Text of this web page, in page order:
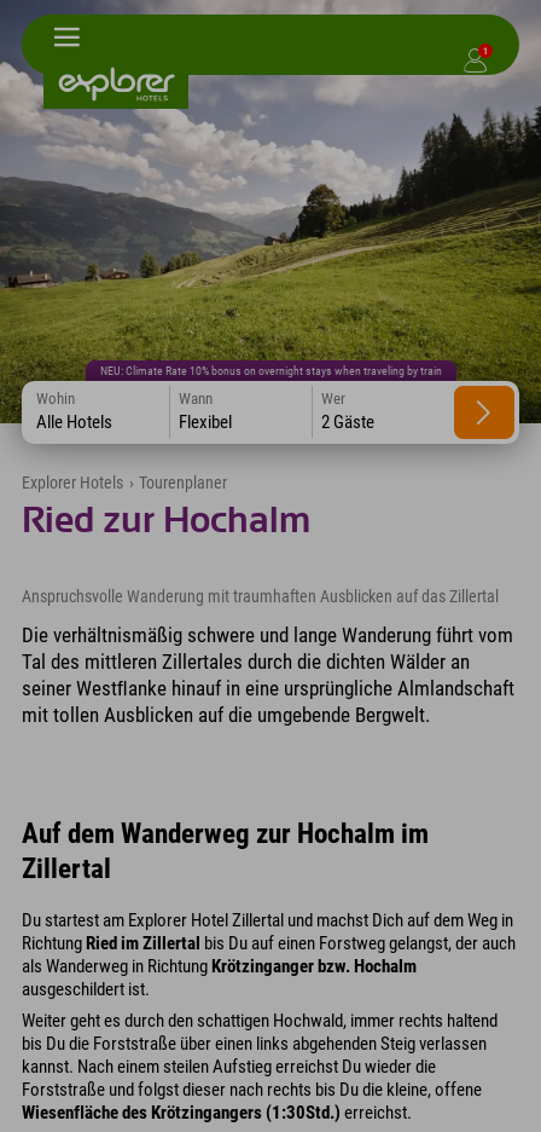
1
NEU: Climate Rate 10% bonus on overnight stays when traveling by train
Wohin
Alle Hotels
Wann
Flexibel
Wer
2 Gäste
Explorer Hotels › Tourenplaner
Ried zur Hochalm
Anspruchsvolle Wanderung mit traumhaften Ausblicken auf das Zillertal
Die verhältnismäßig schwere und lange Wanderung führt vom
Tal des mittleren Zillertales durch die dichten Wälder an
seiner Westﬂanke hinauf in eine ursprüngliche Almlandschaft
mit tollen Ausblicken auf die umgebende Bergwelt.
Auf dem Wanderweg zur Hochalm im
Zillertal
Du startest am Explorer Hotel Zillertal und machst Dich auf dem Weg in
RichtungRied im Zillertal bis Du auf einen Forstweg gelangst, der auch
als Wanderweg in RichtungKrötzinganger bzw. Hochalm
ausgeschildert ist.
Weiter geht es durch den schattigen Hochwald, immer rechts haltend
bis Du die Forststraße über einen links abgehenden Steig verlassen
kannst. Nach einem steilen Aufstieg erreichst Du wieder die
Forststraße und folgst dieser nach rechts bis Du die kleine, offene
Wiesenﬂäche des Krötzingangers (1:30Std.) erreichst.